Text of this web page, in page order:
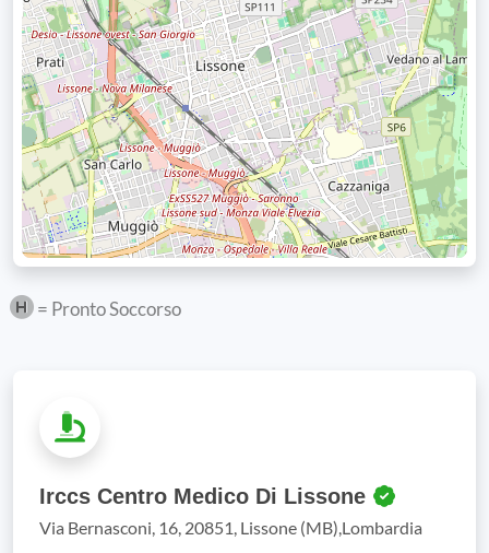
= Pronto Soccorso
Irccs Centro Medico Di Lissone
Via Bernasconi, 16, 20851, Lissone (MB),Lombardia